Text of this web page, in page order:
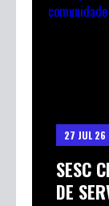
27 JUL 26
SESC
DE